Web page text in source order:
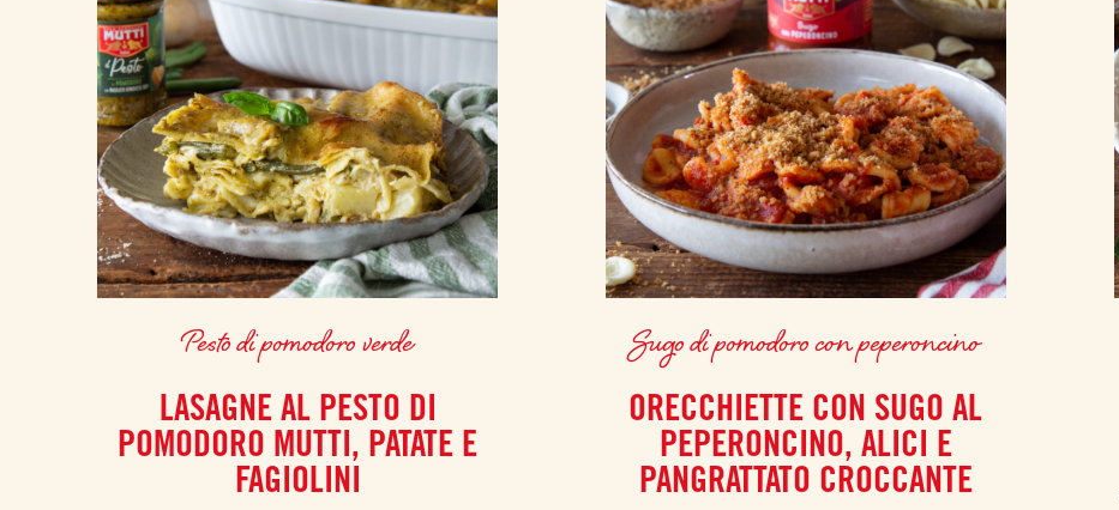
Pesto di pomodoro verde
LASAGNE AL PESTO DI
POMODORO MUTTI, PATATE E
FAGIOLINI
Sugo di pomodoro con peperoncino
ORECCHIETTE CON SUGO AL
PEPERONCINO, ALICI E
PANGRATTATO CROCCANTE